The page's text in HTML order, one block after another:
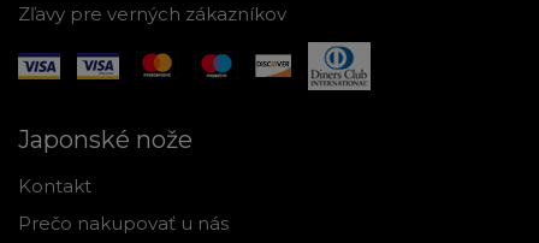
Zľavy pre verných zákazníkov
Japonské nože
Kontakt
Prečo nakupovať u nás